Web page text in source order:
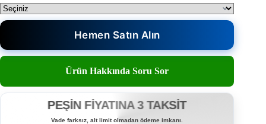
Hemen Satın Alın
Ürün Hakkında Soru Sor
PEŞİN FİYATINA 3 TAKSİT
Vade farksız, alt limit olmadan ödeme imkanı.